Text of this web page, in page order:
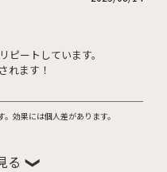
ピートしています。
れます！
効果には個人差があります。
る